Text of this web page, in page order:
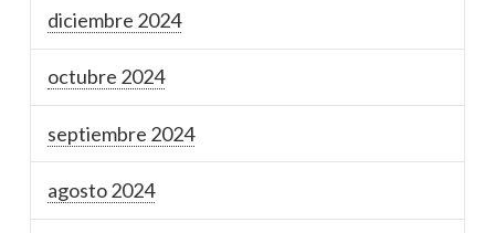
diciembre 2024
octubre 2024
septiembre 2024
agosto 2024